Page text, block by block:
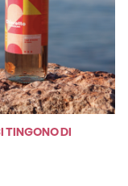
TINGONO DI